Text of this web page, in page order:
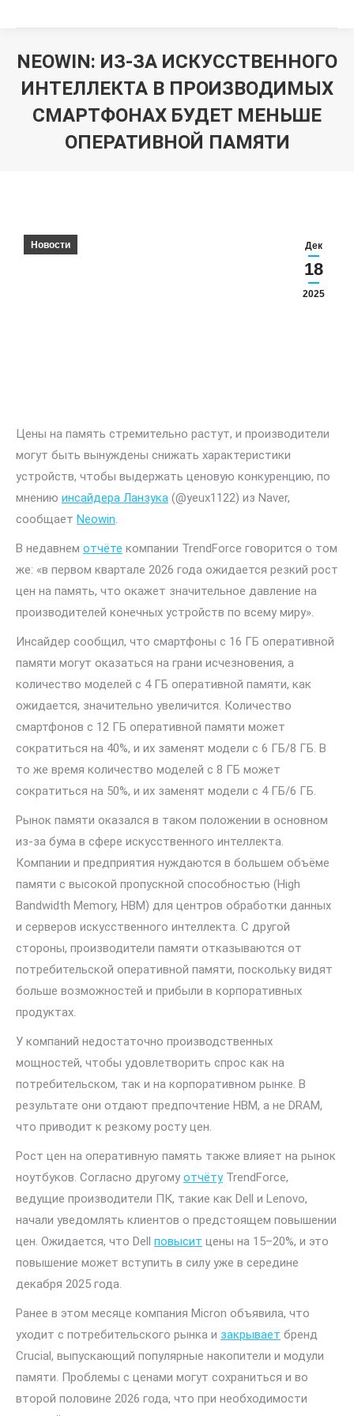
NEOWIN: ИЗ-ЗА ИСКУССТВЕННОГО
ИНТЕЛЛЕКТА В ПРОИЗВОДИМЫХ
СМАРТФОНАХ БУДЕТ МЕНЬШЕ
ОПЕРАТИВНОЙ ПАМЯТИ
Дек
18
2025
Новости
Цены на память стремительно растут, и производители
могут быть вынуждены снижать характеристики
устройств, чтобы выдержать ценовую конкуренцию, по
мнению инсайдера Ланзука (@yeux1122) из Naver,
сообщает Neowin.
В недавнем отчёте компании TrendForce говорится о том
же: «в первом квартале 2026 года ожидается резкий рост
цен на память, что окажет значительное давление на
производителей конечных устройств по всему миру».
Инсайдер сообщил, что смартфоны с 16 ГБ оперативной
памяти могут оказаться на грани исчезновения, а
количество моделей с 4 ГБ оперативной памяти, как
ожидается, значительно увеличится. Количество
смартфонов с 12 ГБ оперативной памяти может
сократиться на 40%, и их заменят модели с 6 ГБ/8 ГБ. В
то же время количество моделей с 8 ГБ может
сократиться на 50%, и их заменят модели с 4 ГБ/6 ГБ.
Рынок памяти оказался в таком положении в основном
из-за бума в сфере искусственного интеллекта.
Компании и предприятия нуждаются в большем объёме
памяти с высокой пропускной способностью (High
Bandwidth Memory, HBM) для центров обработки данных
и серверов искусственного интеллекта. С другой
стороны, производители памяти отказываются от
потребительской оперативной памяти, поскольку видят
больше возможностей и прибыли в корпоративных
продуктах.
У компаний недостаточно производственных
мощностей, чтобы удовлетворить спрос как на
потребительском, так и на корпоративном рынке. В
результате они отдают предпочтение HBM, а не DRAM,
что приводит к резкому росту цен.
Рост цен на оперативную память также влияет на рынок
ноутбуков. Согласно другому отчётуTrendForce,
ведущие производители ПК, такие как Dell и Lenovo,
начали уведомлять клиентов о предстоящем повышении
цен. Ожидается, что Dell повысит цены на 15–20%, и это
повышение может вступить в силу уже в середине
декабря 2025 года.
Ранее в этом месяце компания Micron объявила, что
уходит с потребительского рынка и закрывает бренд
Crucial, выпускающий популярные накопители и модули
памяти. Проблемы с ценами могут сохраниться и во
второй половине 2026 года, что при необходимости